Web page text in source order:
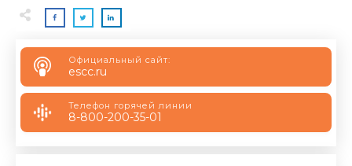
Официальный сайт:
escc.ru
Телефон горячей линии
8-800-200-35-01